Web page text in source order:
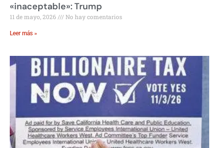
«inaceptable»: Trump
11 de mayo, 2026 No hay comentarios
Leer más »